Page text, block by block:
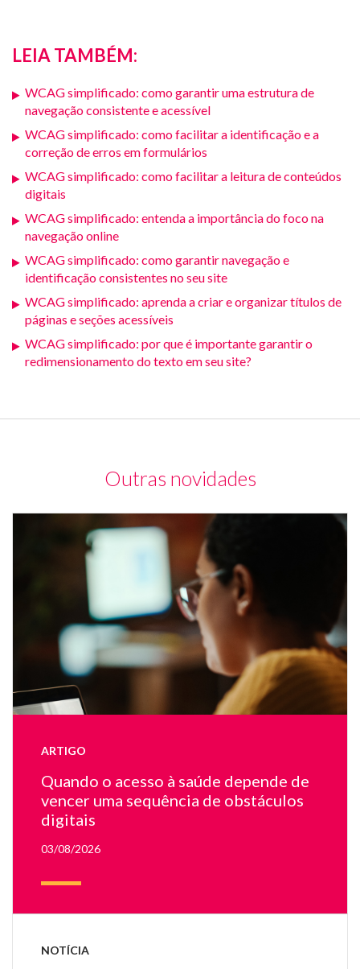
LEIA TAMBÉM:
WCAG simplificado: como garantir uma estrutura de
navegação consistente e acessível
WCAG simplificado: como facilitar a identificação e a
correção de erros em formulários
WCAG simplificado: como facilitar a leitura de conteúdos
digitais
WCAG simplificado: entenda a importância do foco na
navegação online
WCAG simplificado: como garantir navegação e
identificação consistentes no seu site
WCAG simplificado: aprenda a criar e organizar títulos de
páginas e seções acessíveis
WCAG simplificado: por que é importante garantir o
redimensionamento do texto em seu site?
Outras novidades
de
ARTIGO
Quando o acesso à saúde depende de
vencer uma sequência de obstáculos
digitais
03/08/2026
NOTÍCIA